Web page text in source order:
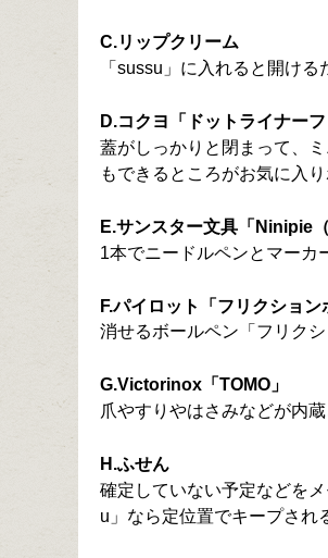
C.リップクリーム
「sussu」に入れると開け
D.コクヨ「ドットライナーフ
蓋がしっかりと閉まって、
もできるところがお気に入り
E.サンスター文具「Ninipie
1本でニードルペンとマーカ
F.パイロット「フリクション
消せるボールペン「フリク
G.Victorinox「TOMO」
爪やすりやはさみなどが内
H.ふせん
確定していない予定などを
u」なら定位置でキープされ